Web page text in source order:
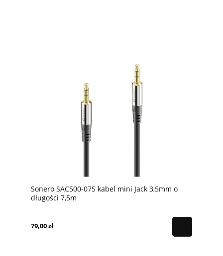
Sonero SAC500-075 kabel mini Jack 3,5mm o
długości 7,5m
79,00 zł